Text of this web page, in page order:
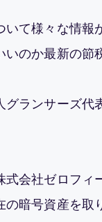
いて様々な情報
いのか最新の節
グランサーズ代
式会社ゼロフィ
の暗号資産を取